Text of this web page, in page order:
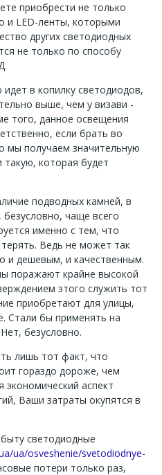
приобрести не только
и LED-ленты, которыми
других светодиодных
не только по способу
в копилку светодиодов,
выше, чем у визави -
того, данное освещения
если брать во
мы получаем значительную
которая будет
подводных камней, в
чаще всего
именно с тем, что
Ведь не может так
и дешевым, и качественным.
поражают крайне высокой
этого служить тот
приобретают для улицы,
Стали бы применять на
безусловно.
лишь тот факт, что
гораздо дороже, чем
аспект
Ваши затраты окупятся в
светодиодные
ua/osveshenie/svetodiodnye-
потери только раз,